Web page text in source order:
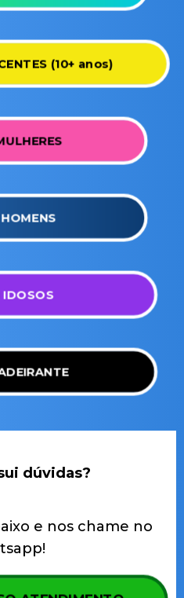
(10+ anos)
dúvidas?
e nos chame no